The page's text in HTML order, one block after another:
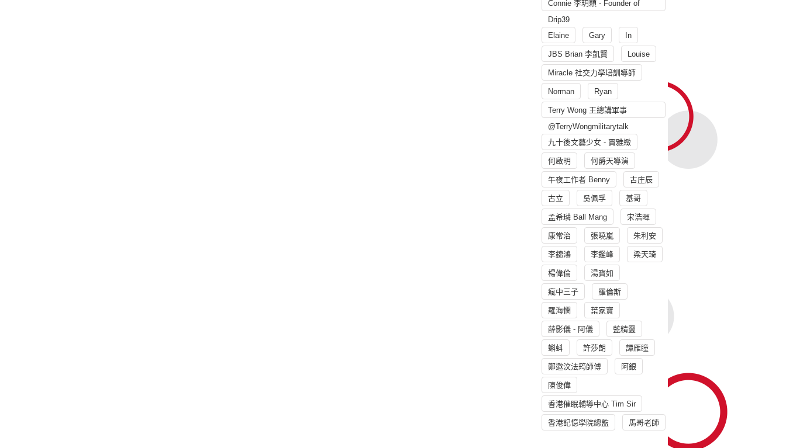
Connie 李玥穎 - Founder of
Drip39
Elaine
Gary In
JBS Brian 李凱賢 Louise
Miracle 社交力學培訓導師
Norman Ryan
Terry Wong 王總講軍事
@TerryWongmilitarytalk
九十後文藝少女 - 賈雅緻
何啟明 何爵天導演
午夜工作者 Benny 古庄辰
古立 吳佩孚 基哥
孟希璘 Ball Mang 宋浩暉
康常治 張曉嵐 朱利安
李錦鴻 李鑑峰 梁天琦
楊偉倫 湯寳如
瘋中三子 羅倫斯
羅海憫 葉家寶
薛影儀 - 阿儀 藍精靈
蝌蚪 許莎朗 譚雁瞳
鄭遨汶法筠師傅 阿銀
陳俊偉
香港催眠輔導中心 Tim Sir
香港記憶學院總監 馬哥老師